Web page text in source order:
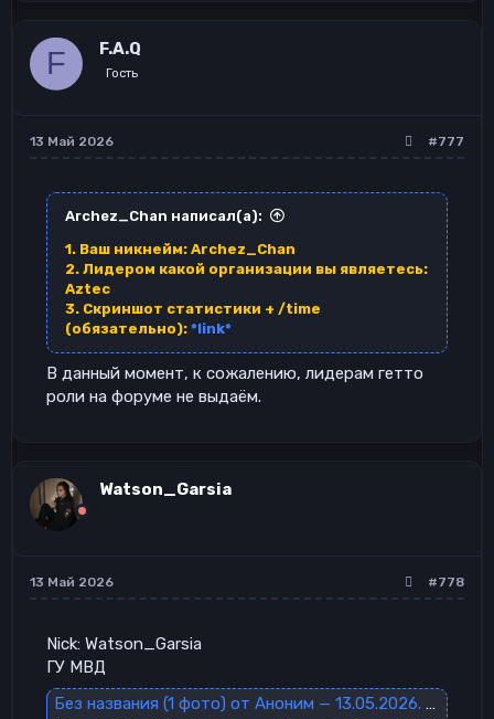
F F.A.Q
Гость
13 Май 2026 #777
Archez_Chan написал(а):
1. Ваш никнейм: Archez_Chan
2. Лидером какой организации вы являетесь:
Aztec
3. Скриншот статистики + /time
(обязательно): *link*
В данный момент, к сожалению, лидерам гетто
роли на форуме не выдаём.
Watson_Garsia
13 Май 2026 #778
Nick: Watson_Garsia
ГУ МВД
Без названия (1 фото) от Аноним — 13.05.2026. Фотоальбом ID: 243672038 | Япикс